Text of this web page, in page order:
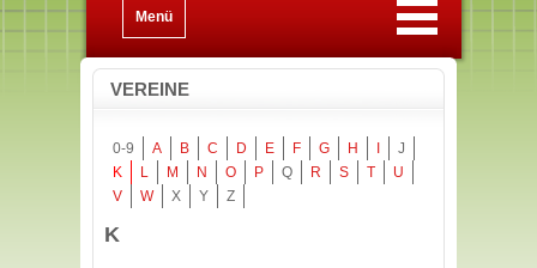
Menü
VEREINE
0-9 A B C D E F G H
J
K
L M N O P Q R S T
U
V
W X Y Z
K